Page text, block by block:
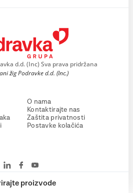
proizvode
d.d. (Inc) Sva prava pridržana
žig Podravke d.d. (Inc.)
O nama
Kontaktirajte nas
Zaštita privatnosti
Postavke kolačića